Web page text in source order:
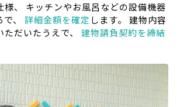
様、 キッチンやお風呂などの設備機器
、 詳細金額を確定 します。 建物内容
だいたうえで、 建物請負契約を締結